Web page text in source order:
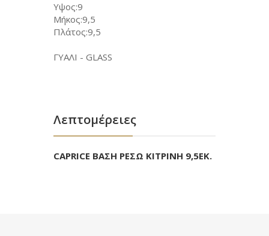
Υψος:9
Μήκος:9,5
Πλάτος:9,5
ΓΥΑΛΙ - GLASS
Λεπτομέρειες
CAPRICE ΒΑΣΗ ΡΕΣΩ ΚΙΤΡΙΝΗ 9,5ΕΚ.